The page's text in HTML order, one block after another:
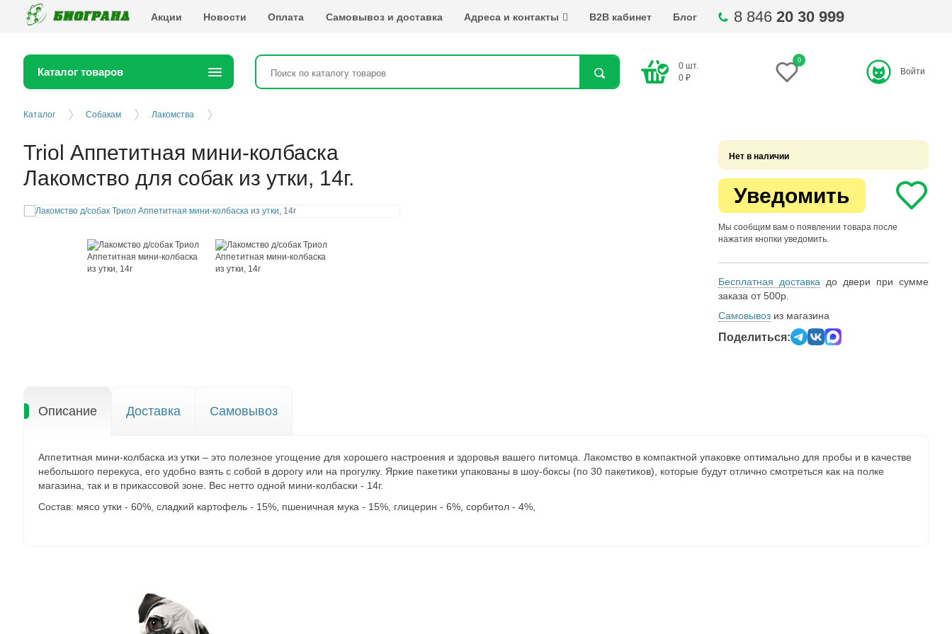
Акции Новости Оплата Самовывоз и доставка Адреса и контакты B2B кабинет Блог 8 846 20 30 999
Каталог товаров Найти
0 шт.
0 ₽
0
Войти
Каталог Собакам Лакомства
Triol Аппетитная мини-колбаска
Лакомство для собак из утки, 14г.
Нет в наличии
Уведомить
Мы сообщим вам о появлении товара после
нажатия кнопки уведомить.
Бесплатная доставка до двери при сумме
заказа от 500р.
Самовывоз из магазина
Поделиться:
Описание Доставка Самовывоз
Аппетитная мини-колбаска из утки – это полезное угощение для хорошего настроения и здоровья вашего питомца. Лакомство в компактной упаковке оптимально для пробы и в качестве
небольшого перекуса, его удобно взять с собой в дорогу или на прогулку. Яркие пакетики упакованы в шоу-боксы (по 30 пакетиков), которые будут отлично смотреться как на полке
магазина, так и в прикассовой зоне. Вес нетто одной мини-колбаски - 14г.
Состав: мясо утки - 60%, сладкий картофель - 15%, пшеничная мука - 15%, глицерин - 6%, сорбитол - 4%,